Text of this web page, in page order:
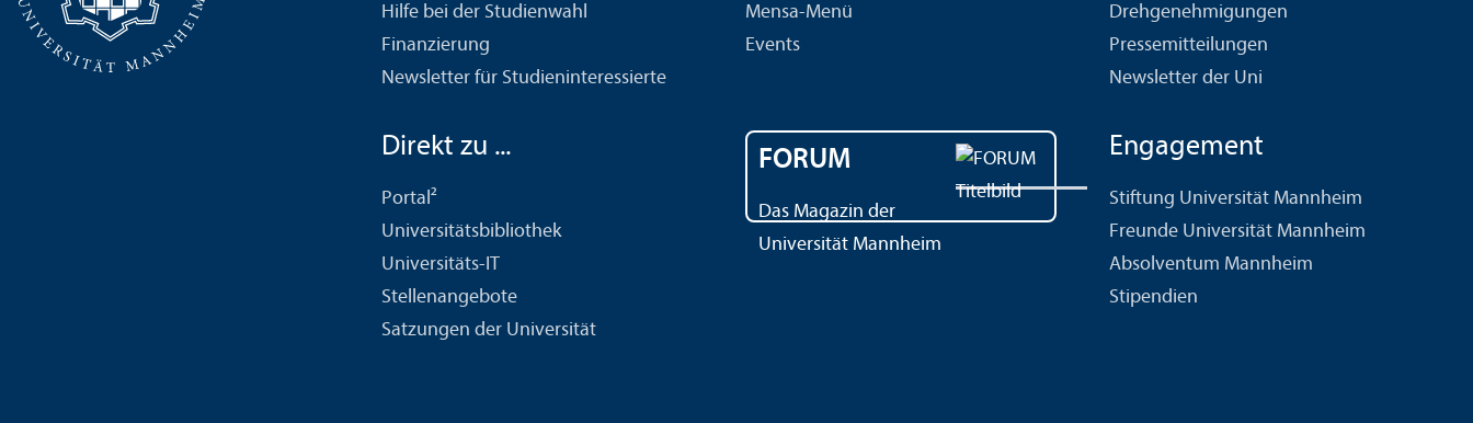
Hilfe bei der Studien­wahl
Finanzierung
Newsletter für Studien­interessierte
Mensa-Menü
Events
Drehgenehmigungen
Pressemitteilungen
Newsletter der Uni
Direkt zu ...
Portal²
Universitäts­bibliothek
Universitäts-IT
Stellenangebote
Satzungen der Universität
FORUM
Das Magazin der
Universität Mannheim
Engagement
Stiftung Universität Mannheim
Freunde Universität Mannheim
Absolventum Mannheim
Stipendien